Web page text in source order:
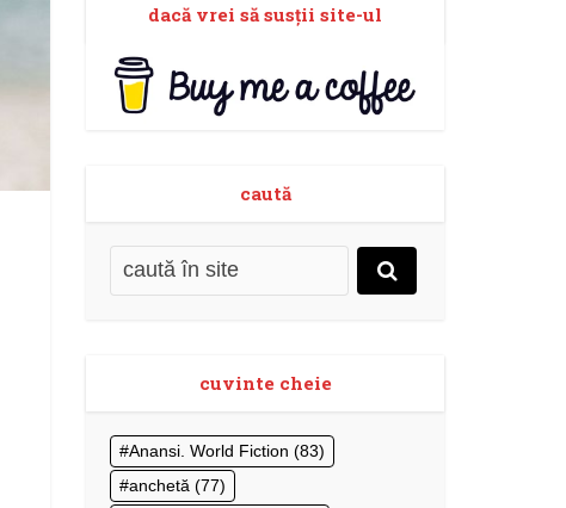
dacă vrei să susţii site-ul
caută
cuvinte cheie
Anansi. World Fiction (83)
anchetă (77)